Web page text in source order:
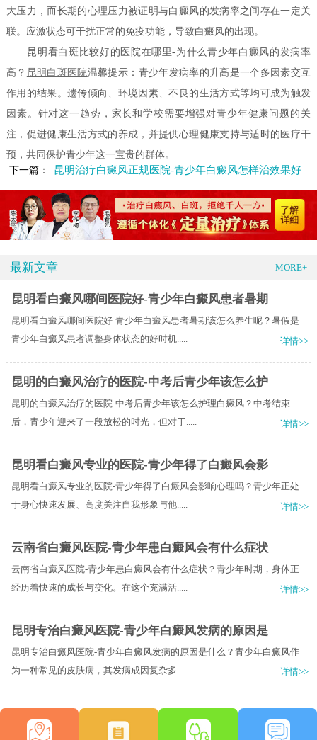
大压力，而长期的心理压力被证明与白癜风的发病率之间存在一定关
联。应激状态可干扰正常的免疫功能，导致白癜风的出现。
昆明看白斑比较好的医院在哪里-为什么青少年白癜风的发病率
高？ 昆明白斑医院温馨提示：青少年发病率的升高是一个多因素交互
作用的结果。遗传倾向、环境因素、不良的生活方式等均可成为触发
因素。针对这一趋势，家长和学校需要增强对青少年健康问题的关
注，促进健康生活方式的养成，并提供心理健康支持与适时的医疗干
预，共同保护青少年这一宝贵的群体。
下一篇：
昆明治疗白癜风正规医院-青少年白癜风怎样治效果好
最新文章 MORE+
昆明看白癜风哪间医院好-青少年白癜风患者暑期
昆明看白癜风哪间医院好-青少年白癜风患者暑期该怎么养生呢？暑假是
青少年白癜风患者调整身体状态的好时机.....
详情>>
昆明的白癜风治疗的医院-中考后青少年该怎么护
昆明的白癜风治疗的医院-中考后青少年该怎么护理白癜风？中考结束
后，青少年迎来了一段放松的时光，但对于.....
详情>>
昆明看白癜风专业的医院-青少年得了白癜风会影
昆明看白癜风专业的医院-青少年得了白癜风会影响心理吗？青少年正处
于身心快速发展、高度关注自我形象与他.....
详情>>
云南省白癜风医院-青少年患白癜风会有什么症状
云南省白癜风医院-青少年患白癜风会有什么症状？青少年时期，身体正
经历着快速的成长与变化。在这个充满活.....
详情>>
昆明专治白癜风医院-青少年白癜风发病的原因是
昆明专治白癜风医院-青少年白癜风发病的原因是什么？青少年白癜风作
为一种常见的皮肤病，其发病成因复杂多.....
详情>>